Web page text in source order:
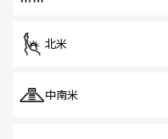
北米
中南米